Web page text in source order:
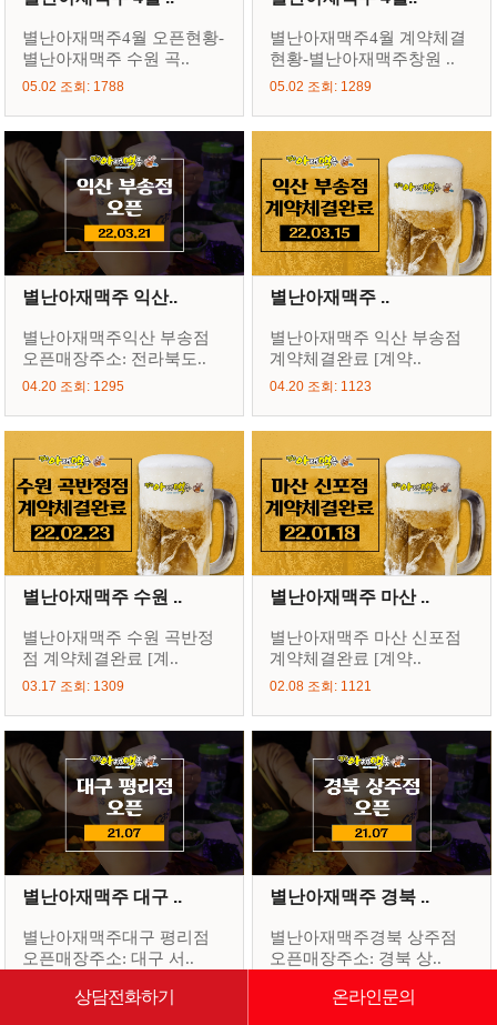
별난아재맥주4월 오픈현황-
별난아재맥주 수원 곡..
05.02 조회: 1788
별난아재맥주4월 계약체결
현황-별난아재맥주창원 ..
05.02 조회: 1289
별난아재맥주 익산..
별난아재맥주익산 부송점
오픈매장주소: 전라북도..
04.20 조회: 1295
별난아재맥주 ..
별난아재맥주 익산 부송점
계약체결완료 [계약..
04.20 조회: 1123
별난아재맥주 수원 ..
별난아재맥주 수원 곡반정
점 계약체결완료 [계..
03.17 조회: 1309
별난아재맥주 마산 ..
별난아재맥주 마산 신포점
계약체결완료 [계약..
02.08 조회: 1121
별난아재맥주 대구 ..
별난아재맥주대구 평리점
오픈매장주소: 대구 서..
08.25 조회: 1341
별난아재맥주 경북 ..
별난아재맥주경북 상주점
오픈매장주소: 경북 상..
08.25 조회: 1642
상담전화하기 온라인문의